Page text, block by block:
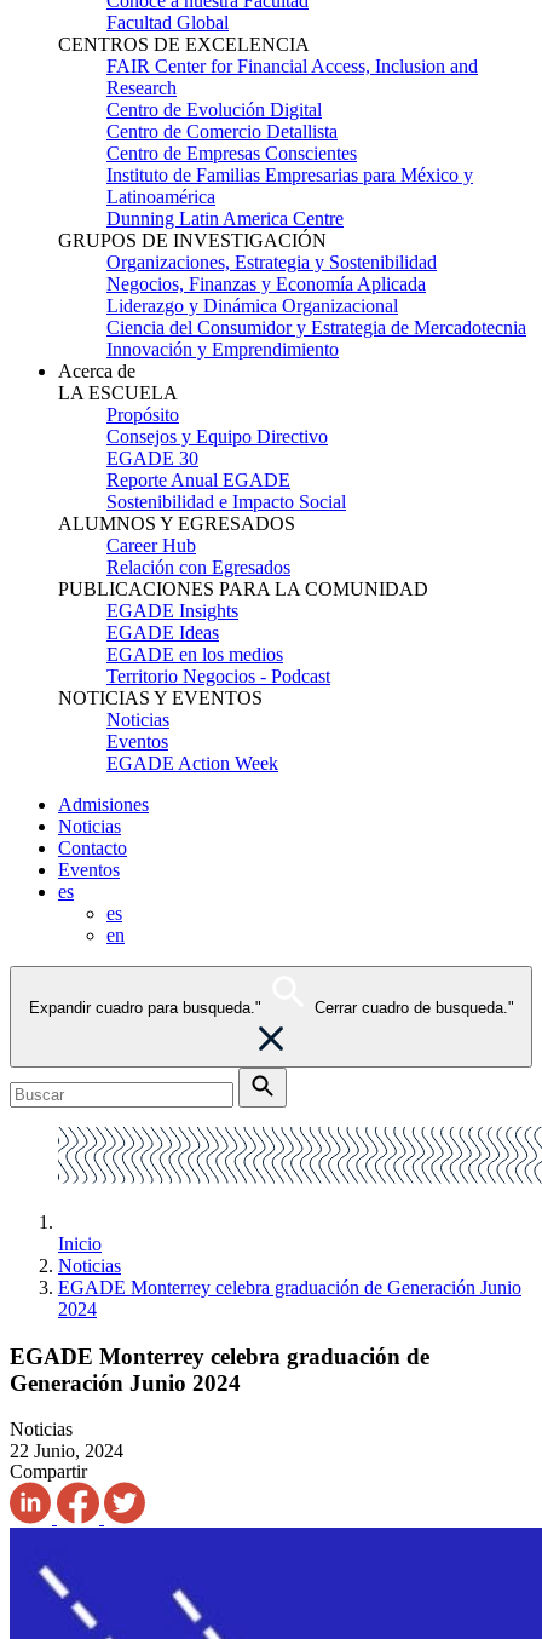
Facultad Global
CENTROS DE EXCELENCIA
FAIR Center for Financial Access, Inclusion and
Research
Centro de Evolución Digital
Centro de Comercio Detallista
Centro de Empresas Conscientes
Instituto de Familias Empresarias para México y
Latinoamérica
Dunning Latin America Centre
GRUPOS DE INVESTIGACIÓN
Organizaciones, Estrategia y Sostenibilidad
Negocios, Finanzas y Economía Aplicada
Liderazgo y Dinámica Organizacional
Ciencia del Consumidor y Estrategia de Mercadotecnia
Innovación y Emprendimiento
Acerca de
LA ESCUELA
Propósito
Consejos y Equipo Directivo
EGADE 30
Reporte Anual EGADE
Sostenibilidad e Impacto Social
ALUMNOS Y EGRESADOS
Career Hub
Relación con Egresados
PUBLICACIONES PARA LA COMUNIDAD
EGADE Insights
EGADE Ideas
EGADE en los medios
Territorio Negocios - Podcast
NOTICIAS Y EVENTOS
Noticias
Eventos
EGADE Action Week
Admisiones
Noticias
Contacto
Eventos
es
es
en
Expandir cuadro para busqueda." Cerrar cuadro de busqueda."
Inicio
Noticias
EGADE Monterrey celebra graduación de Generación Junio
2024
EGADE Monterrey celebra graduación de
Generación Junio 2024
Noticias
22 Junio, 2024
Compartir